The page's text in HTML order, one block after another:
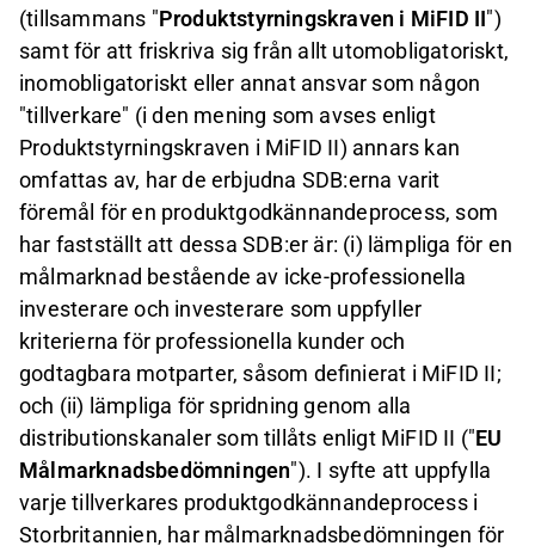
(tillsammans "Produktstyrningskraven i MiFID II")
samt för att friskriva sig från allt utomobligatoriskt,
inomobligatoriskt eller annat ansvar som någon
"tillverkare" (i den mening som avses enligt
Produktstyrningskraven i MiFID II) annars kan
omfattas av, har de erbjudna SDB:erna varit
föremål för en produktgodkännandeprocess, som
har fastställt att dessa SDB:er är: (i) lämpliga för en
målmarknad bestående av icke-professionella
investerare och investerare som uppfyller
kriterierna för professionella kunder och
godtagbara motparter, såsom definierat i MiFID II;
och (ii) lämpliga för spridning genom alla
distributionskanaler som tillåts enligt MiFID II ("EU
Målmarknadsbedömningen"). I syfte att uppfylla
varje tillverkares produktgodkännandeprocess i
Storbritannien, har målmarknadsbedömningen för